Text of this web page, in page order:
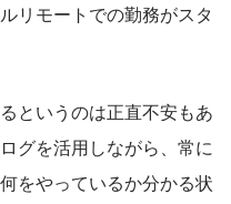
リモートでの勤務がスタ
というのは正直不安もあ
グを活用しながら、常に
をやっているか分かる状